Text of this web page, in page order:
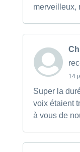
merveilleux,
14
Super la
voix étaient
à vous de